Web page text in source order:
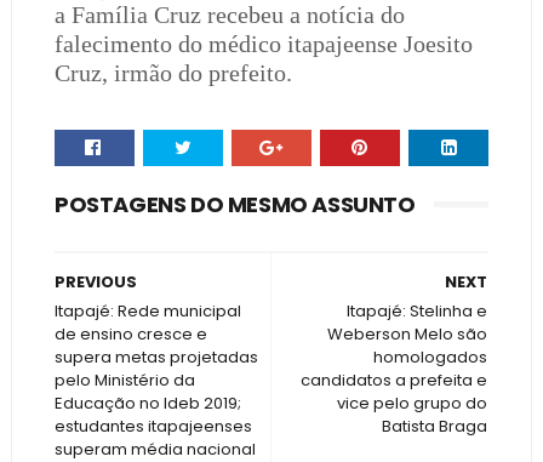
a Família Cruz recebeu a notícia do
falecimento do médico itapajeense Joesito
Cruz, irmão do prefeito.
POSTAGENS DO MESMO ASSUNTO
NEXT
Itapajé: Stelinha e
Weberson Melo são
homologados
candidatos a prefeita e
vice pelo grupo do
Batista Braga
PREVIOUS
Itapajé: Rede municipal
de ensino cresce e
supera metas projetadas
pelo Ministério da
Educação no Ideb 2019;
estudantes itapajeenses
superam média nacional